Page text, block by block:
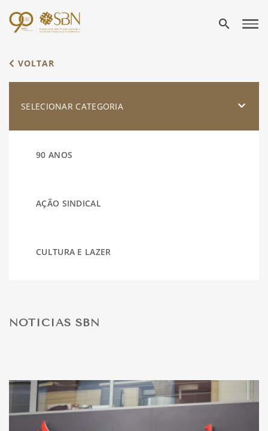
search
VOLTAR
SELECIONAR CATEGORIA
90 ANOS
AÇÃO SINDICAL
CULTURA E LAZER
SAÚDE
NOTÍCIAS SBN